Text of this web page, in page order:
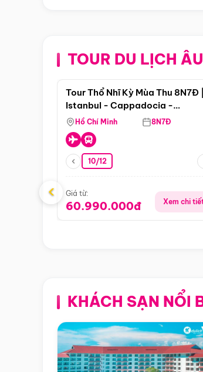
TOUR DU LỊCH
Điểm nổi bật
Tour Thổ Nhĩ Kỳ Mùa Thu 8N7Đ |
Istanbul - Cappadocia -
Pamukkale
Hồ Chí Minh 8N7Đ
10/12
Giá từ:
60.990.000đ Xem chi
‹
KHÁCH SẠN NỔI